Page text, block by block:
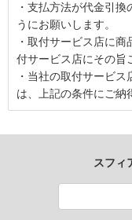
・支払方法が代金引
うにお願いします。
・取付サービス店に
付サービス店にその旨
・当社の取付サービ
は、上記の条件にご納
スフィ